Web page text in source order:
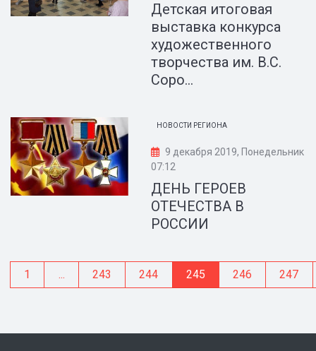
Детская итоговая
выставка конкурса
художественного
творчества им. В.С.
Соро...
НОВОСТИ РЕГИОНА
9 декабря 2019, Понедельник
07:12
ДЕНЬ ГЕРОЕВ
ОТЕЧЕСТВА В
РОССИИ
1 ... 243 244 245 246 247